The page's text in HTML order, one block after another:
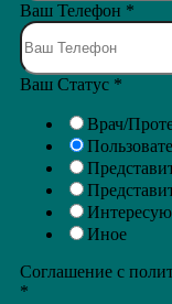
Ваш Телефон *
Ваш Статус *
Врач/
Иное
Соглашение с
*